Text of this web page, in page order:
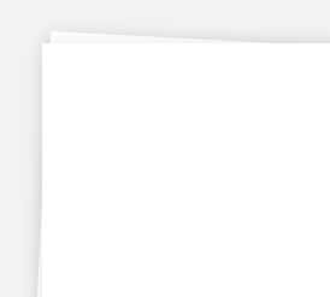
Pro žáky SŠ